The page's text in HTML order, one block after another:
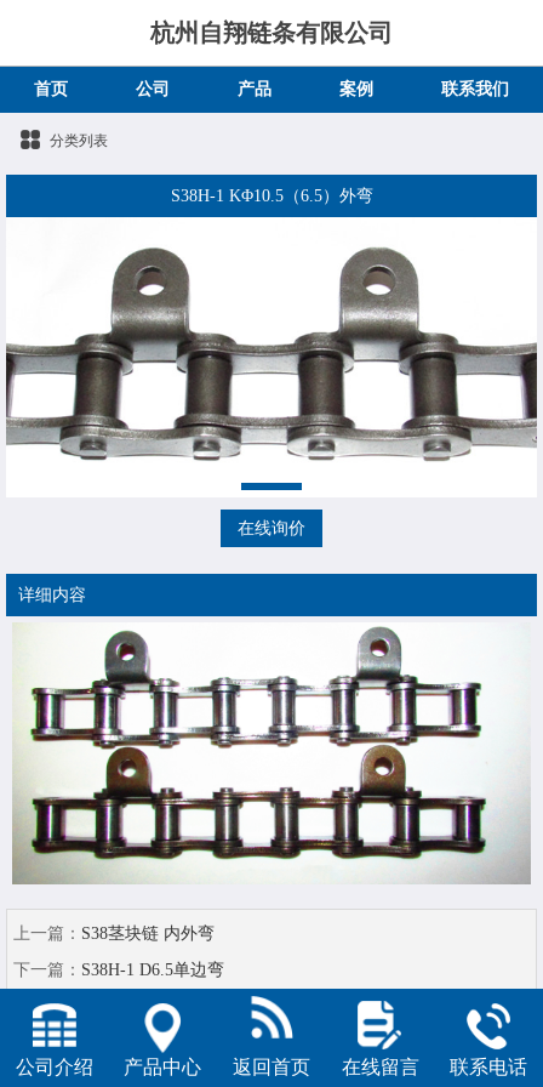
杭州自翔链条有限公司
首页 公司 产品 案例 联系我们
分类列表
S38H-1 KΦ10.5（6.5）外弯
在线询价
详细内容
上一篇： S38茎块链 内外弯
下一篇： S38H-1 D6.5单边弯
公司介绍 产品中心 返回首页 在线留言 联系电话